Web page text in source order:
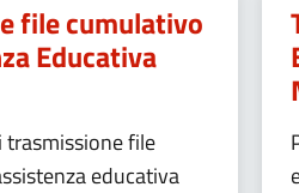
file cumulativo
Educativa
file
educativa